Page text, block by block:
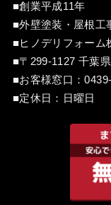
■創業平成11年
■外壁塗装・屋根工
■ヒノデリフォーム
■〒299-1127 千葉
■お客様窓口：
■定休日：日曜日